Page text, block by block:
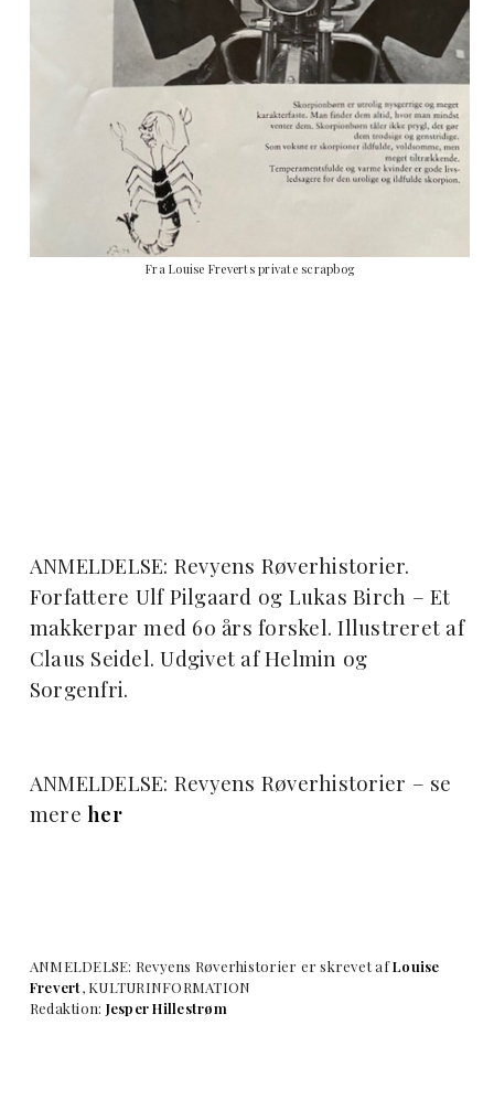
Fra Louise Freverts private scrapbog
ANMELDELSE: Revyens Røverhistorier.
Forfattere Ulf Pilgaard og Lukas Birch – Et
makkerpar med 60 års forskel. Illustreret af
Claus Seidel. Udgivet af Helmin og
Sorgenfri.
ANMELDELSE: Revyens Røverhistorier – se
mereher
ANMELDELSE: Revyens Røverhistorier er skrevet afLouise
Frevert, KULTURINFORMATION
Redaktion: Jesper Hillestrøm